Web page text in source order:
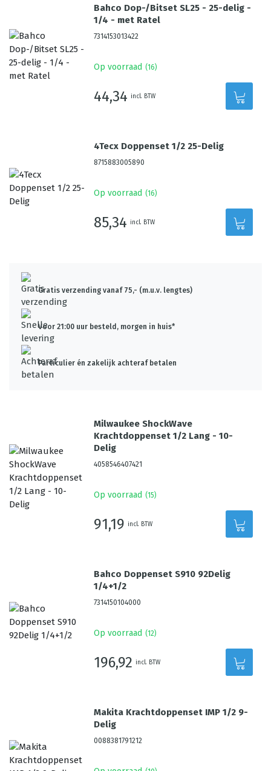
Bahco Dop-/Bitset SL25 - 25-delig -
1/4 - met Ratel
7314153013422
Op voorraad (16)
44,34 incl. BTW
4Tecx Doppenset 1/2 25-Delig
8715883005890
Op voorraad (16)
85,34 incl. BTW
Gratis verzending vanaf 75,- (m.u.v. lengtes)
Voor 21:00 uur besteld, morgen in huis*
Particulier én zakelijk achteraf betalen
Milwaukee ShockWave
Krachtdoppenset 1/2 Lang - 10-
Delig
4058546407421
Op voorraad (15)
91,19 incl. BTW
Bahco Doppenset S910 92Delig
1/4+1/2
7314150104000
Op voorraad (12)
196,92 incl. BTW
Makita Krachtdoppenset IMP 1/2 9-
Delig
0088381791212